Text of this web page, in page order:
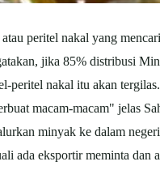
peritel nakal yang
jika 85% distribusi
peritel nakal itu akan
macam-macam" jelas
minyak ke dalam
ada eksportir meminta dan